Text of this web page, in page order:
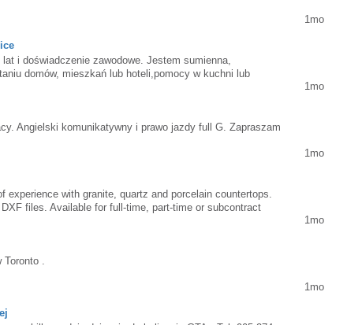
1mo
i doświadczenie zawodowe. Jestem sumienna,
domów, mieszkań lub hoteli,pomocy w kuchni lub
1mo
Angielski komunikatywny i prawo jazdy full G. Zapraszam
1mo
experience with granite, quartz and porcelain countertops.
files. Available for full-time, part-time or subcontract
1mo
Toronto .
1mo